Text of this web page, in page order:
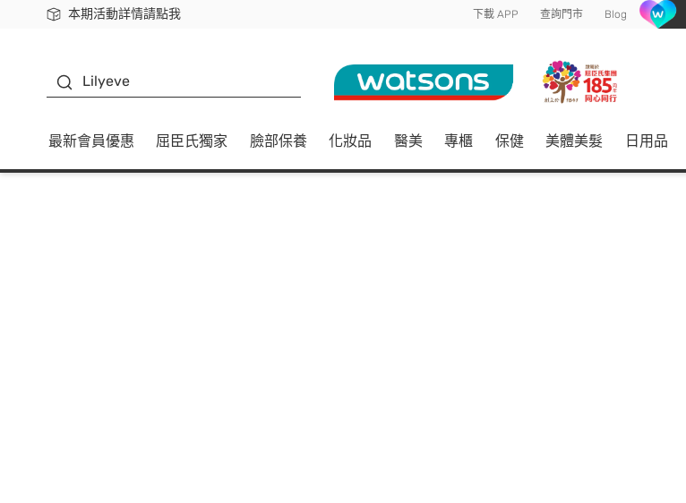
本期活動詳情請點我
下載app最高回饋$350 下載 APP 查詢門市 Blog
Lilyeve
最新會員優惠 屈臣氏獨家 臉部保養 化妝品 醫美 專櫃 保健 美體美髮 日用品